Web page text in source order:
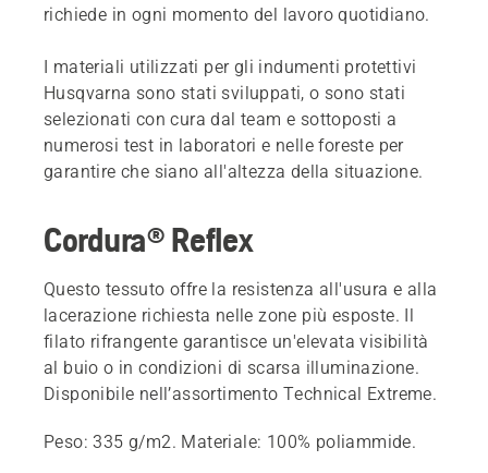
richiede in ogni momento del lavoro quotidiano.
I materiali utilizzati per gli indumenti protettivi
Husqvarna sono stati sviluppati, o sono stati
selezionati con cura dal team e sottoposti a
numerosi test in laboratori e nelle foreste per
garantire che siano all'altezza della situazione.
Cordura® Reflex
Questo tessuto offre la resistenza all'usura e alla
lacerazione richiesta nelle zone più esposte. Il
filato rifrangente garantisce un'elevata visibilità
al buio o in condizioni di scarsa illuminazione.
Disponibile nell’assortimento Technical Extreme.
Peso: 335 g/m2. Materiale: 100% poliammide.